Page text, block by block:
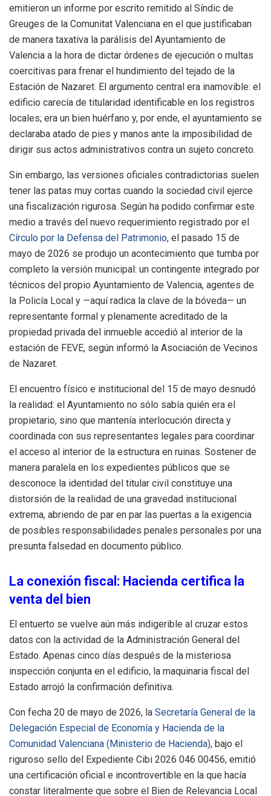
emitieron un informe por escrito remitido al Síndic de
Greuges de la Comunitat Valenciana en el que justificaban
de manera taxativa la parálisis del Ayuntamiento de
Valencia a la hora de dictar órdenes de ejecución o multas
coercitivas para frenar el hundimiento del tejado de la
Estación de Nazaret. El argumento central era inamovible: el
edificio carecía de titularidad identificable en los registros
locales; era un bien huérfano y, por ende, el ayuntamiento se
declaraba atado de pies y manos ante la imposibilidad de
dirigir sus actos administrativos contra un sujeto concreto.
Sin embargo, las versiones oficiales contradictorias suelen
tener las patas muy cortas cuando la sociedad civil ejerce
una fiscalización rigurosa. Según ha podido confirmar este
medio a través del nuevo requerimiento registrado por el
Círculo por la Defensa del Patrimonio, el pasado 15 de
mayo de 2026 se produjo un acontecimiento que tumba por
completo la versión municipal: un contingente integrado por
técnicos del propio Ayuntamiento de Valencia, agentes de
la Policía Local y —aquí radica la clave de la bóveda— un
representante formal y plenamente acreditado de la
propiedad privada del inmueble accedió al interior de la
estación de FEVE, según informó la Asociación de Vecinos
de Nazaret.
El encuentro físico e institucional del 15 de mayo desnudó
la realidad: el Ayuntamiento no sólo sabía quién era el
propietario, sino que mantenía interlocución directa y
coordinada con sus representantes legales para coordinar
el acceso al interior de la estructura en ruinas. Sostener de
manera paralela en los expedientes públicos que se
desconoce la identidad del titular civil constituye una
distorsión de la realidad de una gravedad institucional
extrema, abriendo de par en par las puertas a la exigencia
de posibles responsabilidades penales personales por una
presunta falsedad en documento público.
La conexión fiscal: Hacienda certifica la
venta del bien
El entuerto se vuelve aún más indigerible al cruzar estos
datos con la actividad de la Administración General del
Estado. Apenas cinco días después de la misteriosa
inspección conjunta en el edificio, la maquinaria fiscal del
Estado arrojó la confirmación definitiva.
Con fecha 20 de mayo de 2026, la Secretaría General de la
Delegación Especial de Economía y Hacienda de la
Comunidad Valenciana (Ministerio de Hacienda), bajo el
riguroso sello del Expediente Cibi 2026 046 00456, emitió
una certificación oficial e incontrovertible en la que hacía
constar literalmente que sobre el Bien de Relevancia Local